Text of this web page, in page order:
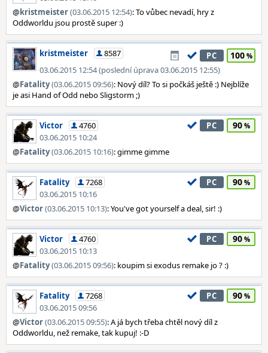
@kristmeister(03.06.2015 12:54): To vůbec nevadí, hry z
Oddworldu jsou prostě super :)
kristmeister
8587
03.06.2015 12:54 (poslední úprava 03.06.2015 12:55)
PC 100
@Fatality(03.06.2015 09:56): Nový díl? To si počkáš ještě :) Nejblíže
je asi Hand of Odd nebo Sligstorm ;)
Victor
4760
03.06.2015 10:24
PC 90
@Fatality(03.06.2015 10:16): gimme gimme
Fatality
7268
03.06.2015 10:16
PC 90
@Victor(03.06.2015 10:13): You've got yourself a deal, sir! :)
Victor
4760
03.06.2015 10:13
PC 90
@Fatality(03.06.2015 09:56): koupim si exodus remake jo ? :)
Fatality
7268
03.06.2015 09:56
PC 90
@Victor(03.06.2015 09:55): A já bych třeba chtěl nový díl z
Oddworldu, než remake, tak kupuj! :-D